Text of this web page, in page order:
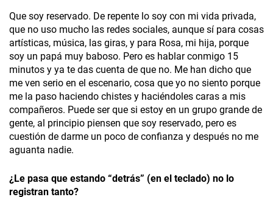
Que soy reservado. De repente lo soy con mi vida privada,
que no uso mucho las redes sociales, aunque sí para cosas
artísticas, música, las giras, y para Rosa, mi hija, porque
soy un papá muy baboso. Pero es hablar conmigo 15
minutos y ya te das cuenta de que no. Me han dicho que
me ven serio en el escenario, cosa que yo no siento porque
me la paso haciendo chistes y haciéndoles caras a mis
compañeros. Puede ser que si estoy en un grupo grande de
gente, al principio piensen que soy reservado, pero es
cuestión de darme un poco de confianza y después no me
aguanta nadie.
¿Le pasa que estando “detrás” (en el teclado) no lo
registran tanto?